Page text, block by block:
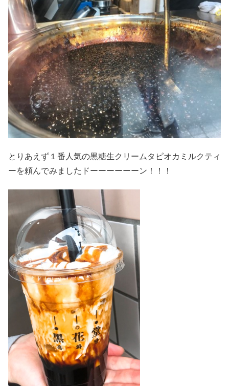
とりあえず１番人気の黒糖生クリームタピオカミルクティ
ーを頼んでみましたドーーーーーーン！！！